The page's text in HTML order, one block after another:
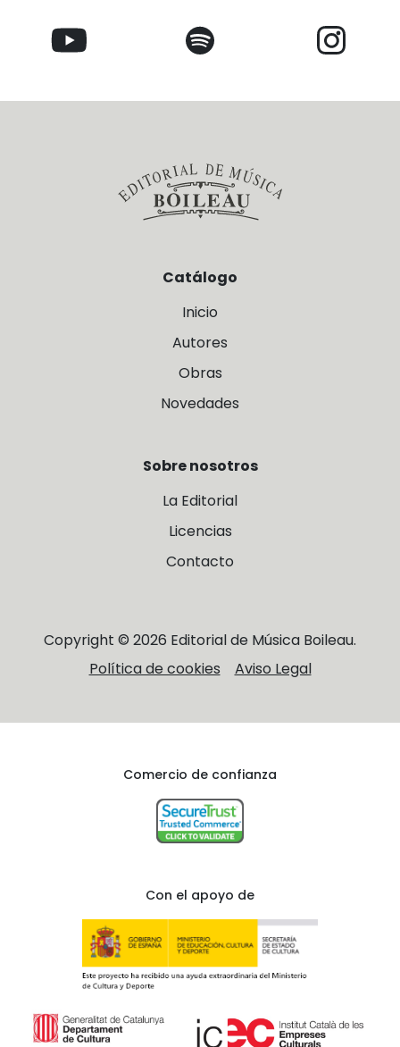
Catálogo
Inicio
Autores
Obras
Novedades
Sobre nosotros
La Editorial
Licencias
Contacto
Copyright © 2026 Editorial de Música Boileau.
Política de cookies
Aviso Legal
Comercio de confianza
Con el apoyo de